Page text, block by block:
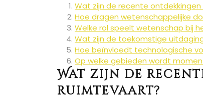
Wat zijn de recente
Hoe dragen wetenschappelijke
Welke rol speelt wetenschap bij
Wat zijn de toekomstige
Hoe beïnvloedt technologische
Op welke gebieden wordt
Wat zijn de
ruimtevaart?